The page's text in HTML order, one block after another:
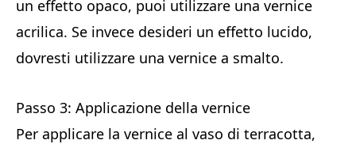
un effetto opaco, puoi utilizzare una vernice
acrilica. Se invece desideri un effetto lucido,
dovresti utilizzare una vernice a smalto.
Passo 3: Applicazione della vernice
Per applicare la vernice al vaso di terracotta,